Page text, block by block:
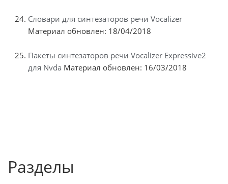
Словари для синтезаторов речи Vocalizer
Материал обновлен: 18/04/2018
Пакеты синтезаторов речи Vocalizer Expressive2
для Nvda Материал обновлен: 16/03/2018
Разделы